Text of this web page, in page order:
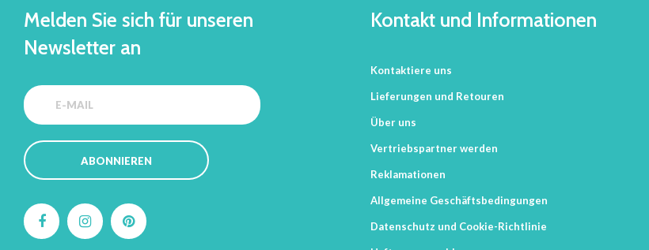
Melden Sie sich für unseren
Newsletter an
ABONNIEREN
Kontakt und Informationen
Kontaktiere uns
Lieferungen und Retouren
Über uns
Vertriebspartner werden
Reklamationen
Allgemeine Geschäftsbedingungen
Datenschutz und Cookie-Richtlinie